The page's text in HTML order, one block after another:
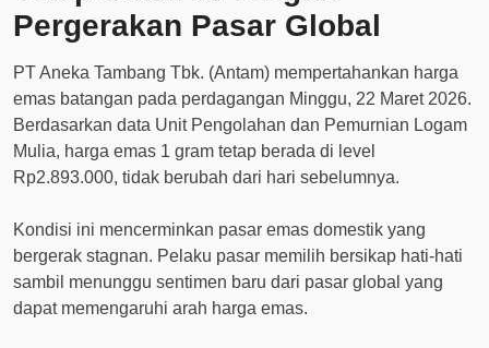
Pergerakan Pasar Global
PT Aneka Tambang Tbk. (Antam) mempertahankan harga
emas batangan pada perdagangan Minggu, 22 Maret 2026.
Berdasarkan data Unit Pengolahan dan Pemurnian Logam
Mulia, harga emas 1 gram tetap berada di level
Rp2.893.000, tidak berubah dari hari sebelumnya.
Kondisi ini mencerminkan pasar emas domestik yang
bergerak stagnan. Pelaku pasar memilih bersikap hati-hati
sambil menunggu sentimen baru dari pasar global yang
dapat memengaruhi arah harga emas.